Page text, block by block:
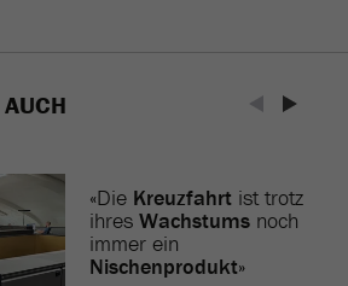
«Die Kreuzfahrt ist trotz
ihres Wachstums noch
immer ein
Nischenprodukt»